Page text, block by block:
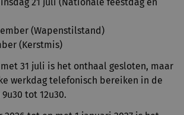
21 juli (Nationale feestdag en
(Wapenstilstand)
(Kerstmis)
31 juli is het onthaal gesloten, maar
werkdag telefonisch bereiken in de
tot 12u30.